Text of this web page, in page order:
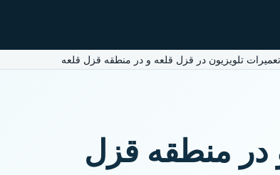
تلویزیون در قزل قلعه و در منطقه قزل قلعه
در منطقه قزل